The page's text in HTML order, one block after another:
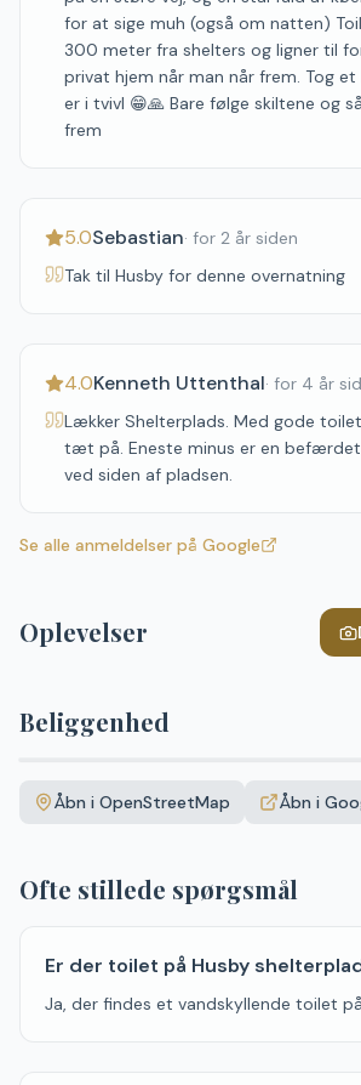
for at sige muh (også om natten)
300 meter fra shelters og ligner til
privat hjem når man når frem. Tog et
er i tvivl 😁🙏 Bare følge skiltene og
frem
5.0Sebastian· for 2 år siden
Tak til Husby for denne overnatning
4.0Kenneth Uttenthal· for 4 år
Lækker Shelterplads. Med gode
tæt på. Eneste minus er en
ved siden af pladsen.
Se alle anmeldelser på Google
Oplevelser
Beliggenhed
+Åbn i OpenStreetMap Åbn i
Ofte stillede spørgsmål
Er der toilet på Husby
Ja, der findes et vandskyllende toilet